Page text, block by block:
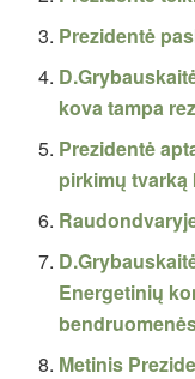
Prezidentė
kova tampa
Prezidentė
pirkimų
Energetinių
Metinis